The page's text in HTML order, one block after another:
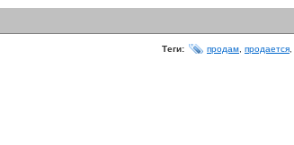
Теги: продам продается